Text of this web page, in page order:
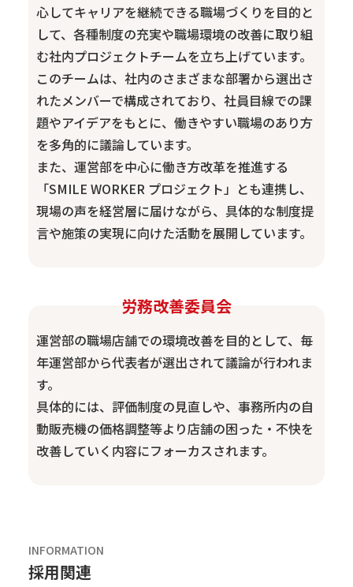
心してキャリアを継続できる職場づくりを目的と
して、各種制度の充実や職場環境の改善に取り組
む社内プロジェクトチームを立ち上げています。
このチームは、社内のさまざまな部署から選出さ
れたメンバーで構成されており、社員目線での課
題やアイデアをもとに、働きやすい職場のあり方
を多角的に議論しています。
また、運営部を中心に働き方改革を推進する
「SMILE WORKER プロジェクト」とも連携し、
現場の声を経営層に届けながら、具体的な制度提
言や施策の実現に向けた活動を展開しています。
労務改善委員会
運営部の職場店舗での環境改善を目的として、毎
年運営部から代表者が選出されて議論が行われま
す。
具体的には、評価制度の見直しや、事務所内の自
動販売機の価格調整等より店舗の困った・不快を
改善していく内容にフォーカスされます。
INFORMATION
採用関連